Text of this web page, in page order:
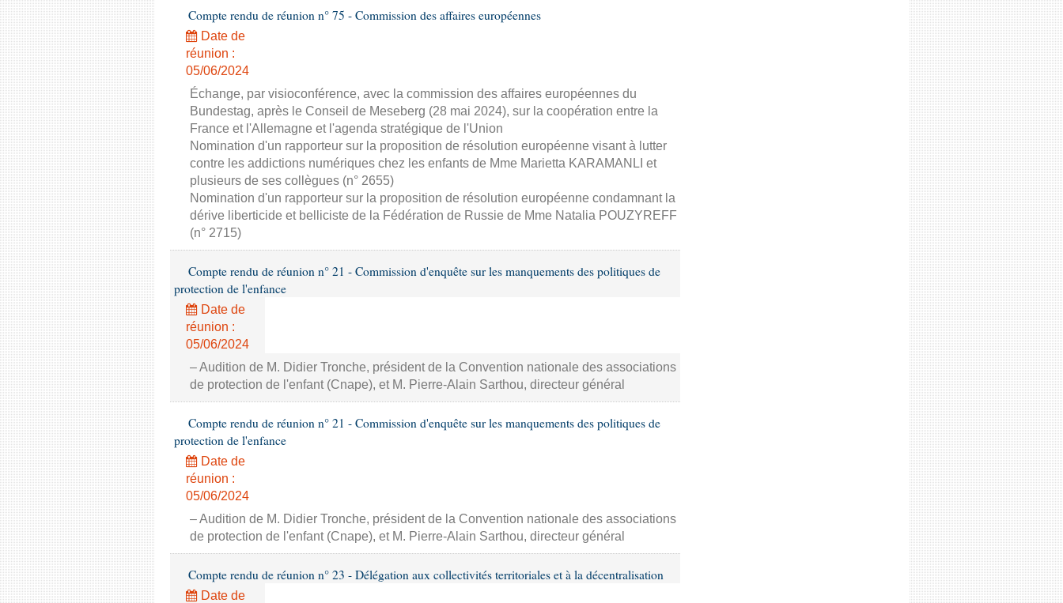
Compte rendu de réunion n° 75 - Commission des affaires européennes
Date de
réunion :
05/06/2024
Échange, par visioconférence, avec la commission des affaires européennes du
Bundestag, après le Conseil de Meseberg (28 mai 2024), sur la coopération entre la
France et l'Allemagne et l'agenda stratégique de l'Union
Nomination d'un rapporteur sur la proposition de résolution européenne visant à lutter
contre les addictions numériques chez les enfants de Mme Marietta KARAMANLI et
plusieurs de ses collègues (n° 2655)
Nomination d'un rapporteur sur la proposition de résolution européenne condamnant la
dérive liberticide et belliciste de la Fédération de Russie de Mme Natalia POUZYREFF
(n° 2715)
Compte rendu de réunion n° 21 - Commission d'enquête sur les manquements des politiques de
protection de l'enfance
Date de
réunion :
05/06/2024
– Audition de M. Didier Tronche, président de la Convention nationale des associations
de protection de l'enfant (Cnape), et M. Pierre-Alain Sarthou, directeur général
Compte rendu de réunion n° 21 - Commission d'enquête sur les manquements des politiques de
protection de l'enfance
Date de
réunion :
05/06/2024
– Audition de M. Didier Tronche, président de la Convention nationale des associations
de protection de l'enfant (Cnape), et M. Pierre-Alain Sarthou, directeur général
Compte rendu de réunion n° 23 - Délégation aux collectivités territoriales et à la décentralisation
Date de